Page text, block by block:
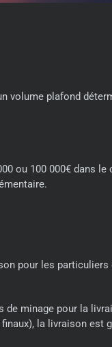
volume plafond
ou 100 000€ dans le
pour les particuliers
de minage pour la
la livraison est